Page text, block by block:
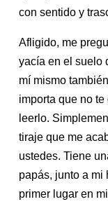
con sentido y
Afligido, me
yacía en el suelo
mí mismo
importa que no
leerlo.
tiraje que me
ustedes. Tiene
papás, junto a mi
primer lugar en